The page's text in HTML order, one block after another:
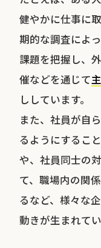
健やかに仕事に
期的な調査によ
課題を把握し、
催などを通じて
ししています。
また、社員が自
るようにするこ
や、社員同士の
て、職場内の関
るなど、様々な
動きが生まれてい